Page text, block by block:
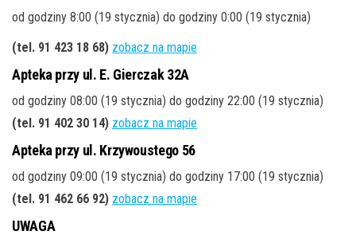
od godziny 8:00 (19 stycznia) do godziny 0:00 (19 stycznia)
(tel. 91 423 18 68) zobacz na mapie
Apteka przy ul. E. Gierczak 32A
od godziny 08:00 (19 stycznia) do godziny 22:00 (19 stycznia)
(tel. 91 402 30 14) zobacz na mapie
Apteka przy ul. Krzywoustego 56
od godziny 09:00 (19 stycznia) do godziny 17:00 (19 stycznia)
(tel. 91 462 66 92) zobacz na mapie
UWAGA